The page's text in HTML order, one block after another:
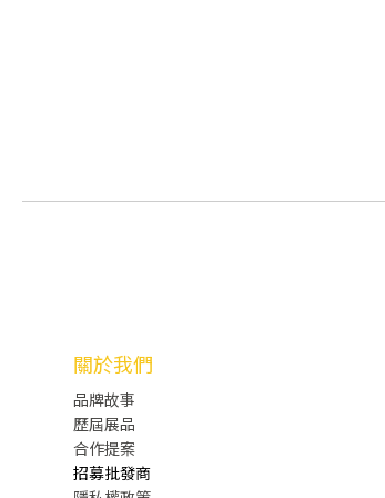
關於我們
品牌故事
歷屆展品
合作提案
招募批發商